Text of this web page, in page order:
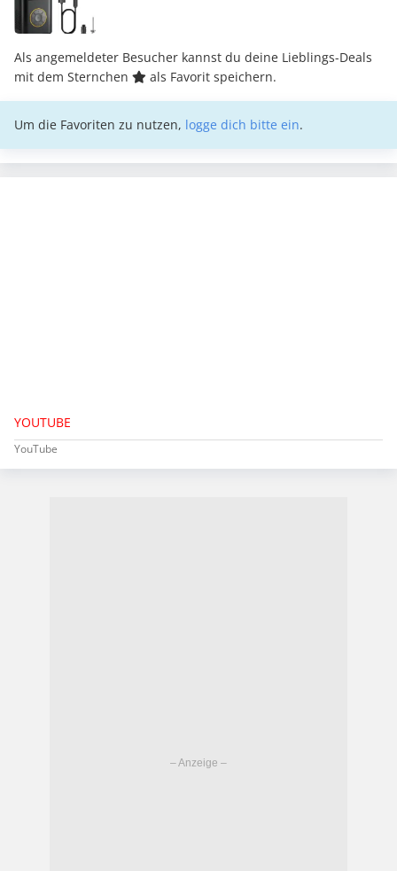
Als angemeldeter Besucher kannst du deine Lieblings-Deals
mit dem Sternchen
als Favorit speichern.
Um die Favoriten zu nutzen, logge dich bitte ein.
YOUTUBE
YouTube